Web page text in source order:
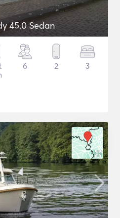
45.0 Sedan
6 2 3